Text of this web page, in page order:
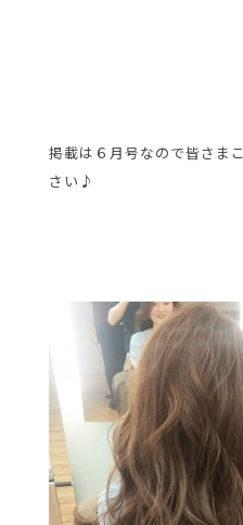
掲載は６月号なので皆さま
さい♪